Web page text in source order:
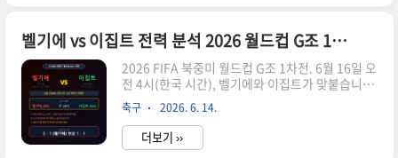
적을 연출한 팀입니다. 이번에도 이변을 노리고 있
습니다. 반면 우루과이는 페데리코 발베르데, 다르
윈 누녜스, 로날드 아라우호, 마누엘 우가르테 등
유럽 최고 클럽에서 활약하는 강력한 선수들을 앞
세운 남미 강호입니다. H조 2위 자리를 놓고 벌이
는 이 경기를 냉정하게 분석해 드리겠습니다. 경기
기본 정보경기 일시..
벨기에 vs 이집트 전력 분석 2026 월드컵 G조 1차전 승부 예측과 관전 포인트
2026 FIFA 북중미 월드컵 G조 1차전. 6월 16일 오
전 4시(한국 시간), 벨기에와 이집트가 맞붙습니다.
이 경기는 단순한 조별리그 1차전이 아닙니다. 케
빈 더 브라위너와 모하메드 살라라는 두 세계적인
레전드가 아마도 마지막 월드컵 무대에서 정면으로
맞부딪히는 역사적인 경기입니다. 과거 첼시 동료
축구 2026. 6. 14.
더보기 ››